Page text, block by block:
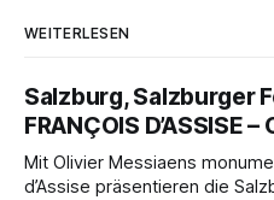
WEITERLESEN
Salzburg, Salzburger
FRANÇOIS D’ASSISE
Mit Olivier Messiaens
d’Assise präsentieren die